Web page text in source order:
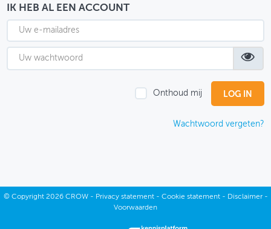
THEMASITES
MIJN PROFIEL
GEBRUIKER
IK HEB AL EEN ACCOUNT
Onthoud mij
Wachtwoord vergeten?
© Copyright2026 CROW - Privacy statement- Cookie statement- Disclaimer-
Voorwaarden